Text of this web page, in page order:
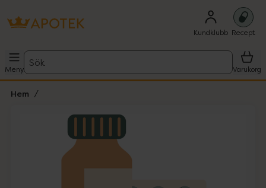
Kundklubb Recept
Meny
Sök
Varukorg
Hem
Lista: . Innehåller 1 objekt.